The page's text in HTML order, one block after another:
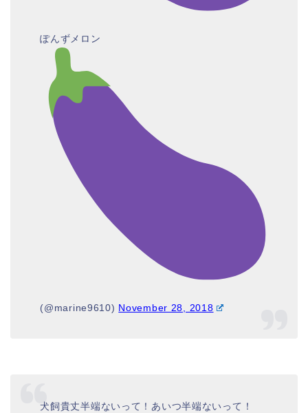
ぽんずメロン
(@marine9610) November 28, 2018
犬飼貴丈半端ないって！あいつ半端ないって！